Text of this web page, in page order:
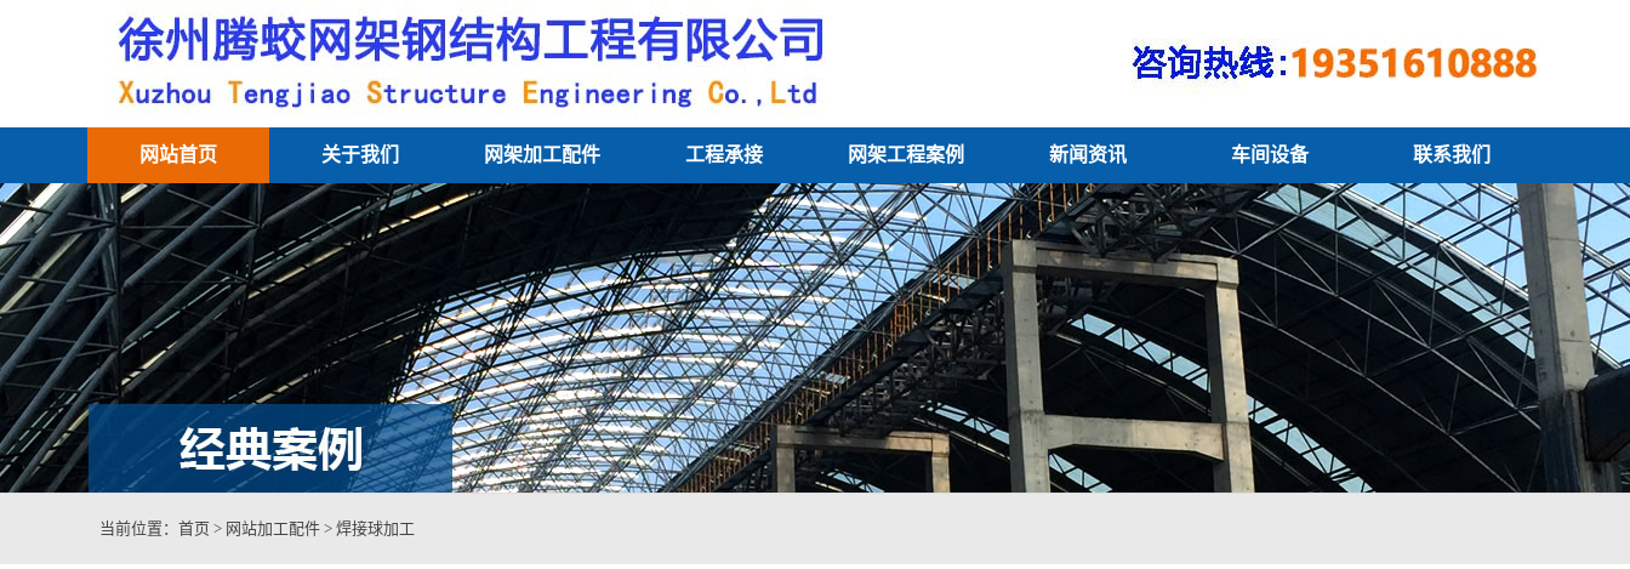
网站首页 关于我们 网架加工配件 工程承接 网架工程案例 新闻资讯 车间设备 联系我们
当前位置： 首页 > 网站加工配件 > 焊接球加工